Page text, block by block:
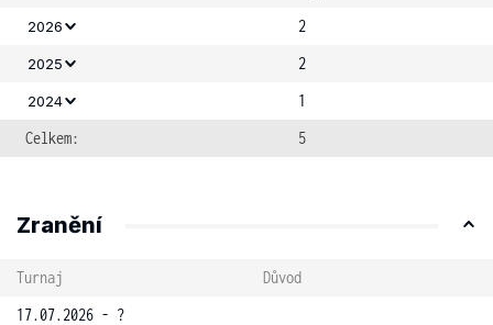
2026 2
2025 2
2024
1
Celkem:
5
Zranění
Turnaj
Důvod
17.07.2026 - ?